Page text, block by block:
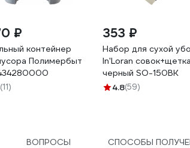
₽
контейнер
Полимербыт
(11)
353 ₽
Набор для сухой
In'Loran
черный SO-150BK
4.8(59)
ВОПРОСЫ СПОСОБЫ